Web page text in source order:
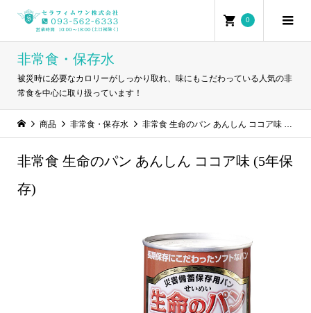
0
非常食・保存水
被災時に必要なカロリーがしっかり取れ、味にもこだわっている人気の非
常食を中心に取り扱っています！
商品 非常食・保存水 非常食 生命のパン あんしん ココア味 (5年保存)
非常食 生命のパン あんしん ココア味 (5年保
存)